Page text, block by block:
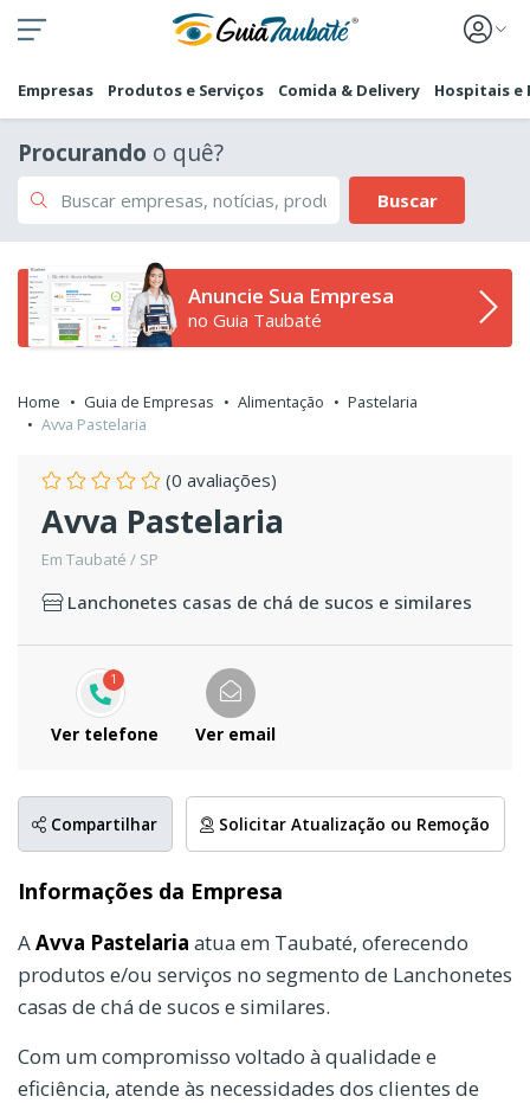
Empresas Produtos e Serviços Comida & Delivery Hospitais e
Procurando o quê?
Buscar
Anuncie Sua Empresa
no Guia Taubaté
Home Guia de Empresas Alimentação
Pastelaria
Avva Pastelaria
(0 avaliações)
Avva Pastelaria
Em Taubaté / SP
Lanchonetes casas de chá de sucos e similares
1
Ver telefone Ver email
Compartilhar Solicitar Atualização ou Remoção
Informações da Empresa
A Avva Pastelaria atua em Taubaté, oferecendo
produtos e/ou serviços no segmento de Lanchonetes
casas de chá de sucos e similares.
Com um compromisso voltado à qualidade e
eficiência, atende às necessidades dos clientes de